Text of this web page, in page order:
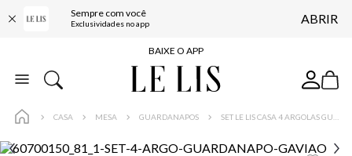
Sempre com você
Exclusividades no app ABRIR
FRETE GRÁTIS*
BAIXE O APP
10% OFF NA PRIMEIRA COMPRA*
CASA MESA GUARDANAPOS